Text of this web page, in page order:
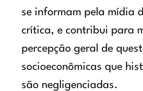
se informam pela mídia
crítica, e contribui para
percepção geral de
socioeconômicas que
são negligenciadas.